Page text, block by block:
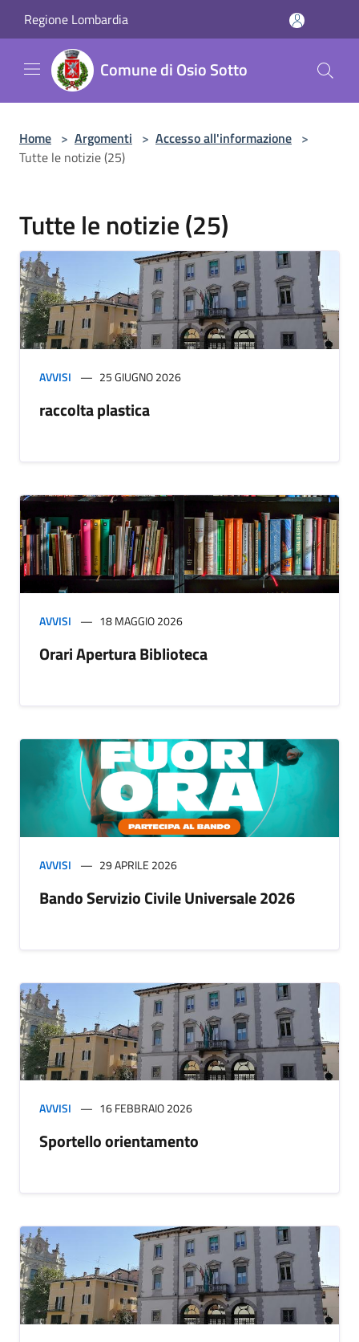
Regione Lombardia
Comune di Osio Sotto
Home > Argomenti > Accesso all'informazione >
Tutte le notizie (25)
Tutte le notizie (25)
AVVISI 25 GIUGNO 2026
raccolta plastica
AVVISI 18 MAGGIO 2026
Orari Apertura Biblioteca
AVVISI 29 APRILE 2026
Bando Servizio Civile Universale 2026
AVVISI 16 FEBBRAIO 2026
Sportello orientamento